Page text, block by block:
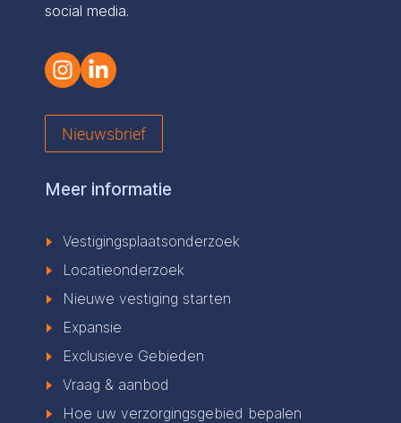
social media.
Nieuwsbrief
Meer informatie
Vestigingsplaatsonderzoek
Locatieonderzoek
Nieuwe vestiging starten
Expansie
Exclusieve Gebieden
Vraag & aanbod
Hoe uw verzorgingsgebied bepalen